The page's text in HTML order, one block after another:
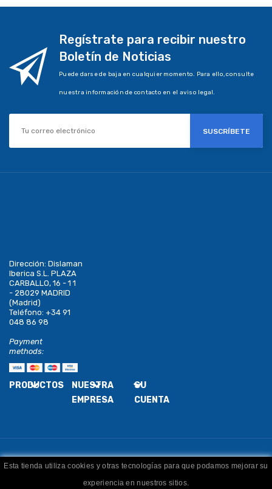
Regístrate para recibir nuestro
Boletín de Noticias
Puede darse de baja en cualquier momento. Para ello, consulte
nuestra información de contacto en el aviso legal.
SUSCRÍBETE
Dirección: Dislaman
Iberica S.L. PLAZA
CARBALLO, 16 - 1 1
- 28029 MADRID
(Madrid)
Teléfono: +34 91
048 86 98
Payment
methods:
PRODUCTOS
NUESTRA
EMPRESA
SU
CUENTA
Esta tienda utiliza cookies y otras tecnologías para que podamos mejorar su
experiencia en nuestros sitios.
Dislaman . Todos los derechos reservados